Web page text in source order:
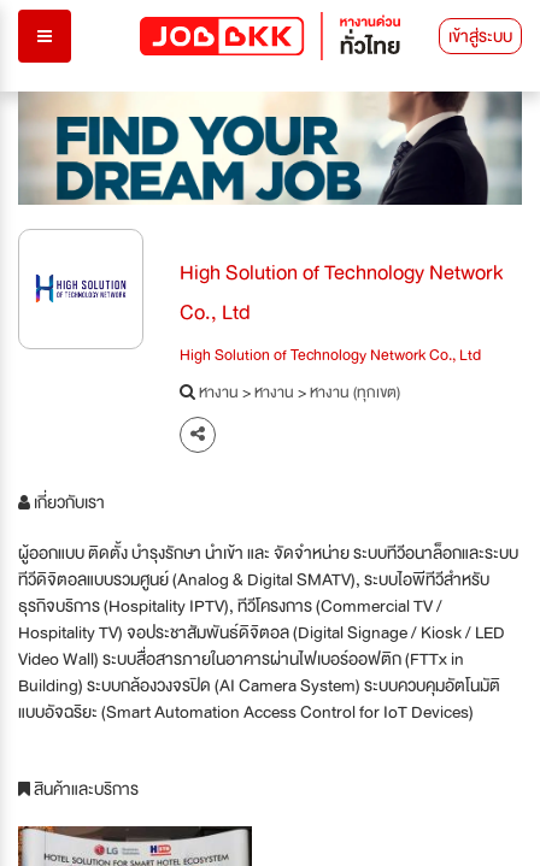
เข้าสู่ระบบ
High Solution of Technology Network
Co., Ltd
High Solution of Technology Network Co., Ltd
หางาน>หางาน>หางาน (ทุกเขต)
เกี่ยวกับเรา
ผู้ออกแบบ ติดตั้ง บำรุงรักษา นำเข้า และ จัดจำหน่าย ระบบทีวีอนาล็อกและระบบ
ทีวีดิจิตอลแบบรวมศูนย์ (Analog & Digital SMATV), ระบบไอพีทีวีสำหรับ
ธุรกิจบริการ (Hospitality IPTV), ทีวีโครงการ (Commercial TV /
Hospitality TV) จอประชาสัมพันธ์ดิจิตอล (Digital Signage / Kiosk / LED
Video Wall) ระบบสื่อสารภายในอาคารผ่านไฟเบอร์ออฟติก (FTTx in
Building) ระบบกล้องวงจรปิด (AI Camera System) ระบบควบคุมอัตโนมัติ
แบบอัจฉริยะ (Smart Automation Access Control for IoT Devices)
สินค้าและบริการ